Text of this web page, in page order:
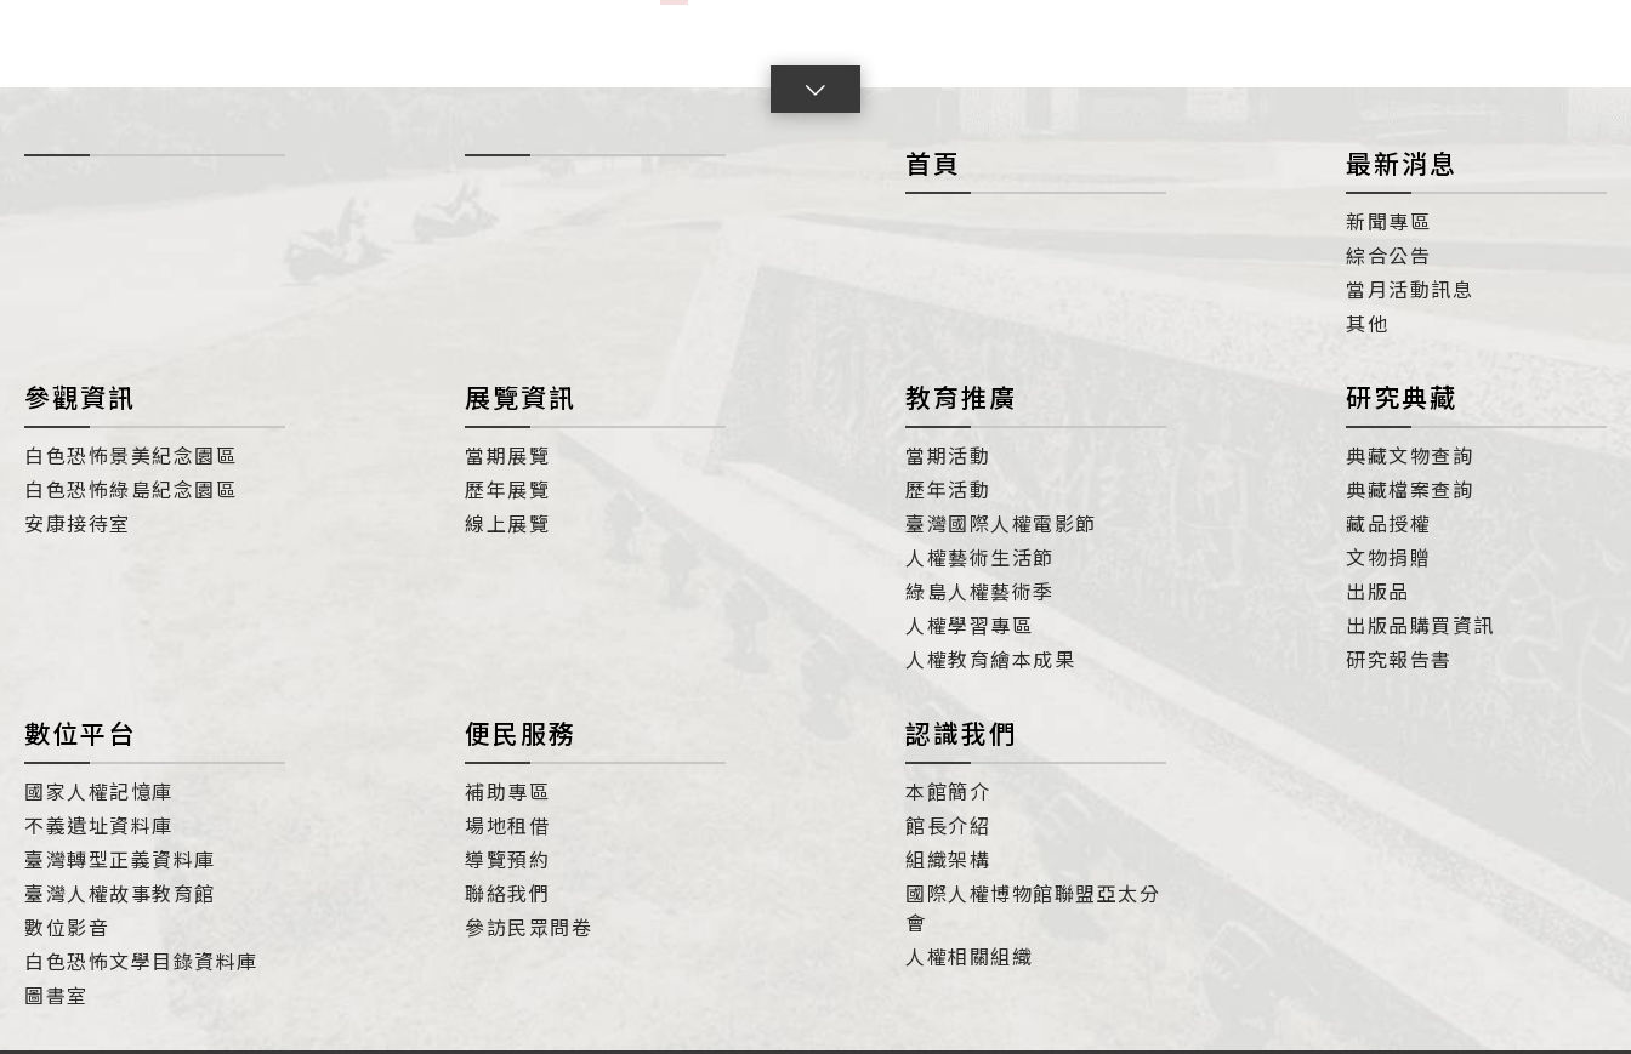
點
首頁 最新消息
新聞專區
綜合公告
當月活動訊息
其他
參觀資訊
白色恐怖景美紀念園區
白色恐怖綠島紀念園區
安康接待室
展覽資訊
當期展覽
歷年展覽
線上展覽
教育推廣
當期活動
歷年活動
臺灣國際人權電影節
人權藝術生活節
綠島人權藝術季
人權學習專區
人權教育繪本成果
研究典藏
典藏文物查詢
典藏檔案查詢
藏品授權
文物捐贈
出版品
出版品購買資訊
研究報告書
數位平台
國家人權記憶庫
不義遺址資料庫
臺灣轉型正義資料庫
臺灣人權故事教育館
數位影音
白色恐怖文學目錄資料庫
圖書室
便民服務
補助專區
場地租借
導覽預約
聯絡我們
參訪民眾問卷
認識我們
本館簡介
館長介紹
組織架構
國際人權博物館聯盟亞太分
會
人權相關組織